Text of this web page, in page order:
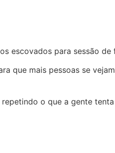
escovados para sessão
mais pessoas se
o que a gente